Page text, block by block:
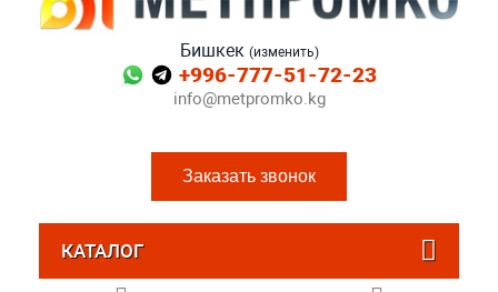
Бишкек (изменить)
+996-777-51-72-23
info@metpromko.kg
Заказать звонок
КАТАЛОГ